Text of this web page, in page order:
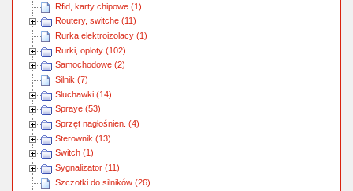
Rfid, karty chipowe (1)
Routery, switche (11)
Rurka elektroizolacy (1)
Rurki, oploty (102)
Samochodowe (2)
Silnik (7)
Słuchawki (14)
Spraye (53)
Sprzęt nagłośnien. (4)
Sterownik (13)
Switch (1)
Sygnalizator (11)
Szczotki do silników (26)